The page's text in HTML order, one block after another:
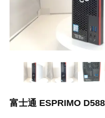
富士通 ESPRIMO